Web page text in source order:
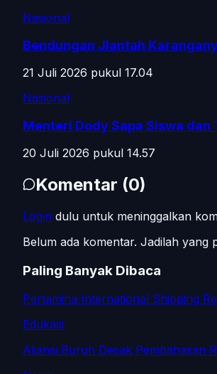
Nasional
Bendungan Jlantah
21 Juli 2026 pukul 17.04
Nasional
Menteri Dody Sapa Siswa
20 Juli 2026 pukul 14.57
Komentar (0)
Login dulu untuk meninggalkan
Belum ada komentar. Jadilah yang
Paling Banyak Dibaca
Pertamina International Shipping
Edukasi
Aliansi Buruh Desak Pembahasan